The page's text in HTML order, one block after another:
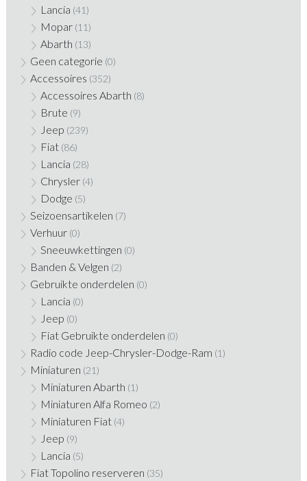
Lancia (41)
Mopar (11)
Abarth (13)
Geen categorie (0)
Accessoires (352)
Accessoires Abarth (8)
Brute (9)
Jeep (239)
Fiat (86)
Lancia (28)
Chrysler (4)
Dodge (5)
Seizoensartikelen (7)
Verhuur (0)
Sneeuwkettingen (0)
Banden & Velgen (2)
Gebruikte onderdelen (0)
Lancia (0)
Jeep (0)
Fiat Gebruikte onderdelen (0)
Radio code Jeep-Chrysler-Dodge-Ram (1)
Miniaturen (21)
Miniaturen Abarth (1)
Miniaturen Alfa Romeo (2)
Miniaturen Fiat (4)
Jeep (9)
Lancia (5)
Fiat Topolino reserveren (35)